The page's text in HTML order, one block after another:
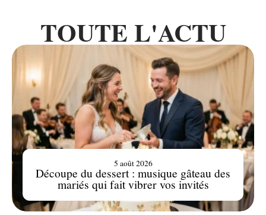
TOUTE L'ACTU
Découpe du dessert : musique gâteau des
mariés qui fait vibrer vos invités
5 août 2026